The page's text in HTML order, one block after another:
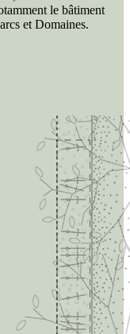
le bâtiment
et Domaines.